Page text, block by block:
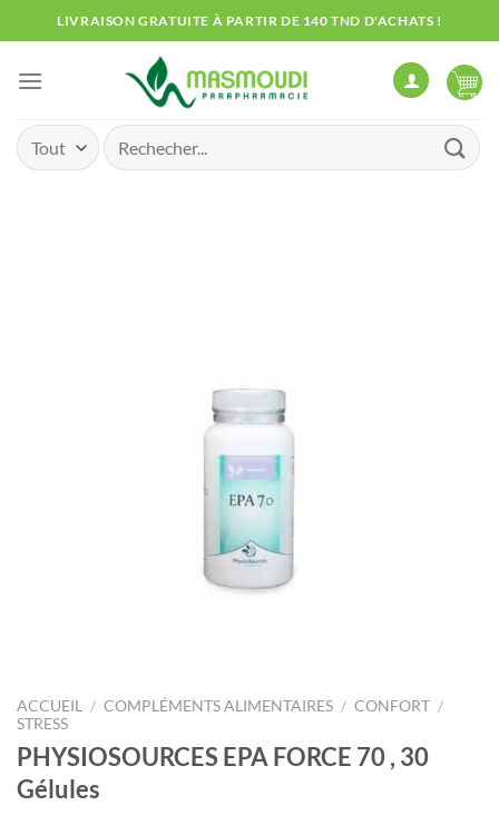
au
contenu
LIVRAISON GRATUITE À PARTIR DE 140 TND D'ACHATS !
Recherche
pour :
ACCUEIL / COMPLÉMENTS ALIMENTAIRES / CONFORT /
STRESS
PHYSIOSOURCES EPA FORCE 70 , 30
Gélules